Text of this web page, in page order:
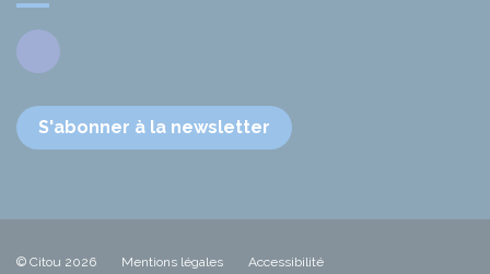
Facebook
S'abonner à la newsletter
© Citou 2026 Mentions légales Accessibilité